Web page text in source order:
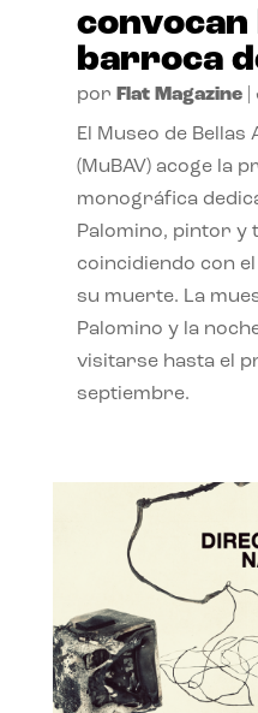
convocan
barroca
por Flat Magazine|
El Museo de Bellas
(MuBAV) acoge la
monográfica
Palomino, pintor
coincidiendo con
su muerte. La
Palomino y la
visitarse hasta el
septiembre.